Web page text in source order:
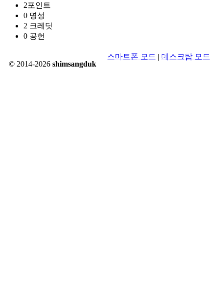
2포인트
0 명성
2 크레딧
0 공헌
© 2014-2026 shimsangduk
스마트폰 모드 | 데스크탑 모드